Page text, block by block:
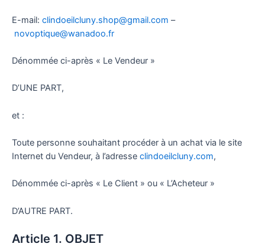
E-mail: clindoeilcluny.shop@gmail.com –
novoptique@wanadoo.fr
Dénommée ci-après « Le Vendeur »
D’UNE PART,
et :
Toute personne souhaitant procéder à un achat via le site
Internet du Vendeur, à l’adresse clindoeilcluny.com,
Dénommée ci-après « Le Client » ou « L’Acheteur »
D’AUTRE PART.
Article 1. OBJET